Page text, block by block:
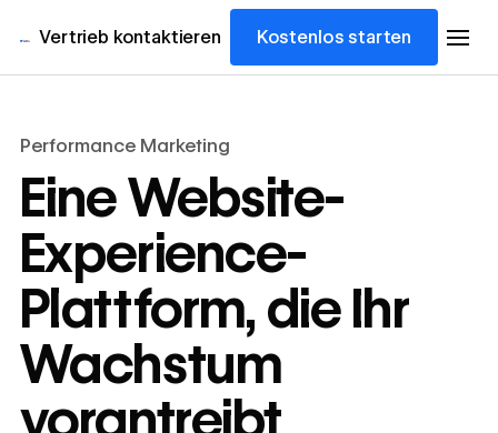
Vertrieb kontaktieren Kostenlos starten
Performance Marketing
Eine Website-
Experience-
Plattform, die Ihr
Wachstum
vorantreibt